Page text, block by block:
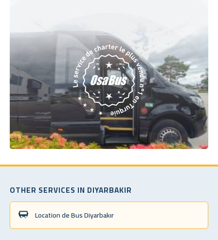
OTHER SERVICES IN DIYARBAKIR
Location de Bus Diyarbakır